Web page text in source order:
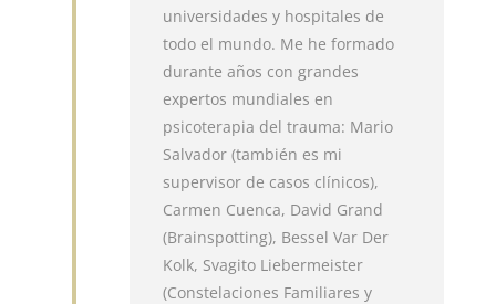
universidades y hospitales de
todo el mundo. Me he formado
durante años con grandes
expertos mundiales en
psicoterapia del trauma: Mario
Salvador (también es mi
supervisor de casos clínicos),
Carmen Cuenca, David Grand
(Brainspotting), Bessel Var Der
Kolk, Svagito Liebermeister
(Constelaciones Familiares y